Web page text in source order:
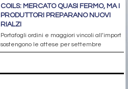
COILS: MERCATO QUASI FERMO, MA I
PRODUTTORI PREPARANO NUOVI
RIALZI
Portafogli ordini e maggiori vincoli all’import
sostengono le attese per settembre